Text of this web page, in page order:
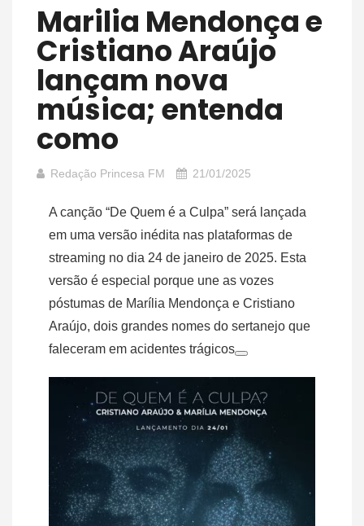
Marilia Mendonça e
Cristiano Araújo
lançam nova
música; entenda
como
Redação Princesa FM 21/01/2025
A canção “De Quem é a Culpa” será lançada
em uma versão inédita nas plataformas de
streaming no dia 24 de janeiro de 2025. Esta
versão é especial porque une as vozes
póstumas de Marília Mendonça e Cristiano
Araújo, dois grandes nomes do sertanejo que
faleceram em acidentes trágicos